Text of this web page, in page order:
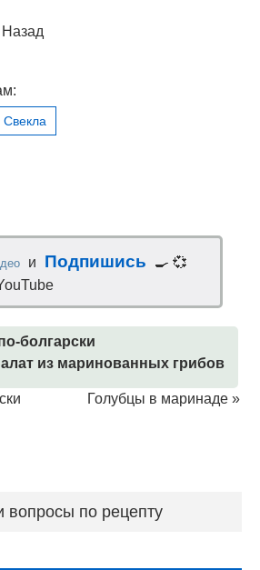
Свекла
и Подпишись
🍳 💞
болгарски
из маринованных грибов
Голубцы в маринаде »
вопросы по рецепту